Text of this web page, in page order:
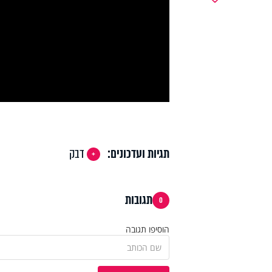
תגיות ועדכונים: דבק
0 תגובות
הוסיפו תגובה